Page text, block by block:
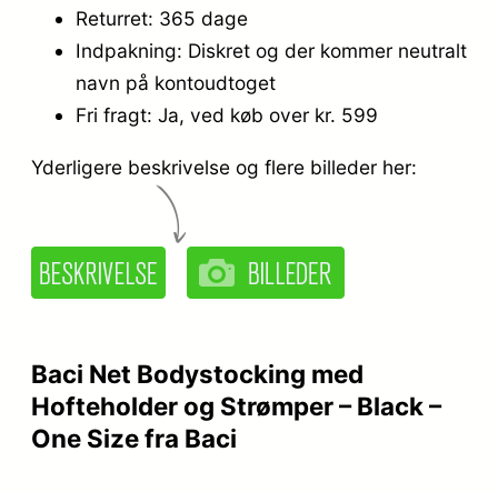
Returret: 365 dage
Indpakning: Diskret og der kommer neutralt
navn på kontoudtoget
Fri fragt: Ja, ved køb over kr. 599
Yderligere beskrivelse og flere billeder her:
Baci Net Bodystocking med
Hofteholder og Strømper – Black –
One Size fra Baci